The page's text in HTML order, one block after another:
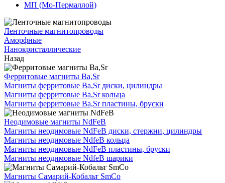
МП (Мо-Пермаллой)
Ленточные магнитопроводы
Аморфные
Нанокристаллические
Назад
Ферритовые магниты Ba,Sr
Магниты ферритовые Ba,Sr диски, цилиндры
Магниты ферритовые Ba,Sr кольца
Магниты ферритовые Ba,Sr пластины, бруски
Неодимовые магниты NdFeB
Магниты неодимовые NdFeB диски, стержни, цилиндры
Магниты неодимовые NdfeB кольца
Магниты неодимовые NdFeB пластины, бруски
Магниты неодимовые NdfeB шарики
Магниты Самарий-Кобальт SmCo